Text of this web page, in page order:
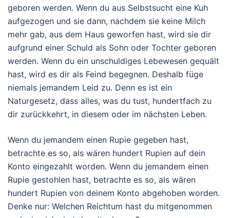
geboren werden. Wenn du aus Selbstsucht eine Kuh
aufgezogen und sie dann, nachdem sie keine Milch
mehr gab, aus dem Haus geworfen hast, wird sie dir
aufgrund einer Schuld als Sohn oder Tochter geboren
werden. Wenn du ein unschuldiges Lebewesen gequält
hast, wird es dir als Feind begegnen. Deshalb füge
niemals jemandem Leid zu. Denn es ist ein
Naturgesetz, dass alles, was du tust, hundertfach zu
dir zurückkehrt, in diesem oder im nächsten Leben.
Wenn du jemandem einen Rupie gegeben hast,
betrachte es so, als wären hundert Rupien auf dein
Konto eingezahlt worden. Wenn du jemandem einen
Rupie gestohlen hast, betrachte es so, als wären
hundert Rupien von deinem Konto abgehoben worden.
Denke nur: Welchen Reichtum hast du mitgenommen